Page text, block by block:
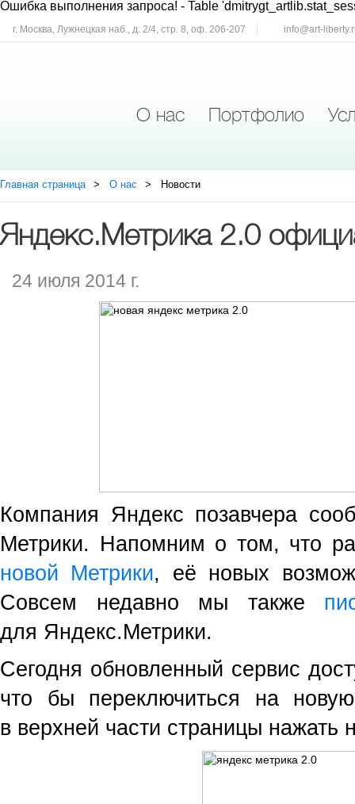
Ошибка выполнения запроса! - Table
г. Москва, Лужнецкая наб., д. 2/4, стр. 8, оф. 206-207 info@art-
О нас Портфолио
Главная страница О нас Новости
Яндекс.Метрика 2.0
24 июля 2014 г.
Компания Яндекс позавчера
Метрики. Напомним о том, что
новой Метрики, её новых
Совсем недавно мы также
для Яндекс.Метрики.
Сегодня обновленный сервис
что бы переключиться на
в верхней части страницы нажать